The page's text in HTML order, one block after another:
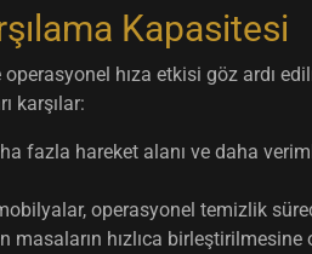
Kapasitesi
hıza etkisi göz ardı
karşılar:
fazla hareket alanı ve daha
operasyonel temizlik
hızlıca birleştirilmesine